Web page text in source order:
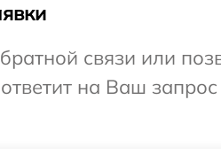
связи или
на Ваш